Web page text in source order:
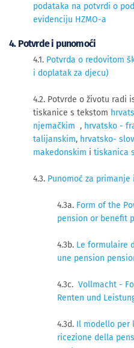
podataka na potvrdi o
evidenciju HZMO-a
4. Potvrde i punomoći
4.1. Potvrda o redovitom
i doplatak za djecu)
4.2. Potvrde o životu radi
tiskanice s tekstom
njemačkim , hrvatsko -
talijanskim, hrvatsko-
makedonskim i tiskanica
4.3. Punomoć za
4.3a. Form of the
pension or benefit
4.3b. Le formulaire
une pension
4.3c. Vollmacht -
Renten und
4.3d. Il modello per
ricezione della